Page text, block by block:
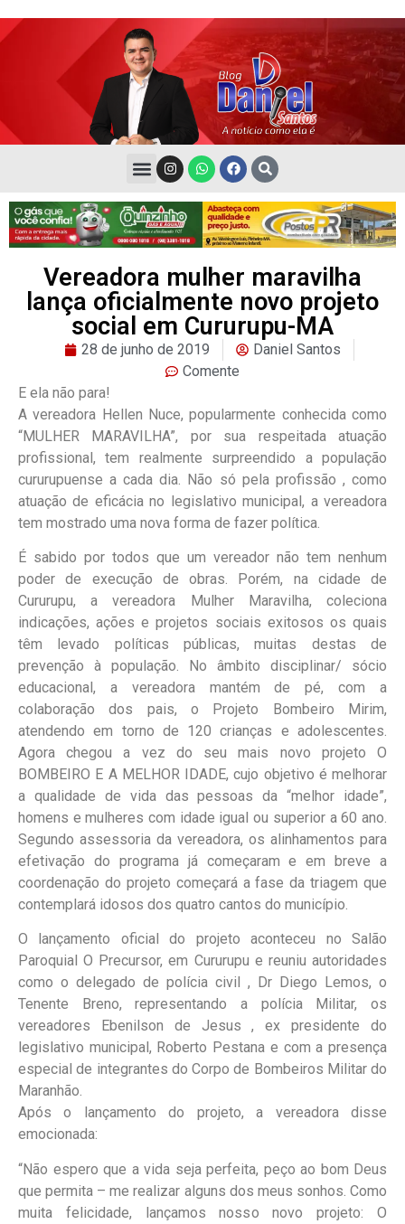
Vereadora mulher maravilha
lança oficialmente novo projeto
social em Cururupu-MA
28 de junho de 2019
Daniel Santos
Comente
E ela não para!
A vereadora Hellen Nuce, popularmente conhecida como
“MULHER MARAVILHA”, por sua respeitada atuação
profissional, tem realmente surpreendido a população
cururupuense a cada dia. Não só pela profissão , como
atuação de eficácia no legislativo municipal, a vereadora
tem mostrado uma nova forma de fazer política.
É sabido por todos que um vereador não tem nenhum
poder de execução de obras. Porém, na cidade de
Cururupu, a vereadora Mulher Maravilha, coleciona
indicações, ações e projetos sociais exitosos os quais
têm levado políticas públicas, muitas destas de
prevenção à população. No âmbito disciplinar/ sócio
educacional, a vereadora mantém de pé, com a
colaboração dos pais, o Projeto Bombeiro Mirim,
atendendo em torno de 120 crianças e adolescentes.
Agora chegou a vez do seu mais novo projeto O
BOMBEIRO E A MELHOR IDADE, cujo objetivo é melhorar
a qualidade de vida das pessoas da “melhor idade”,
homens e mulheres com idade igual ou superior a 60 ano.
Segundo assessoria da vereadora, os alinhamentos para
efetivação do programa já começaram e em breve a
coordenação do projeto começará a fase da triagem que
contemplará idosos dos quatro cantos do município.
O lançamento oficial do projeto aconteceu no Salão
Paroquial O Precursor, em Cururupu e reuniu autoridades
como o delegado de polícia civil , Dr Diego Lemos, o
Tenente Breno, representando a polícia Militar, os
vereadores Ebenilson de Jesus , ex presidente do
legislativo municipal, Roberto Pestana e com a presença
especial de integrantes do Corpo de Bombeiros Militar do
Maranhão.
Após o lançamento do projeto, a vereadora disse
emocionada:
“Não espero que a vida seja perfeita, peço ao bom Deus
que permita – me realizar alguns dos meus sonhos. Como
muita felicidade, lançamos nosso novo projeto: O